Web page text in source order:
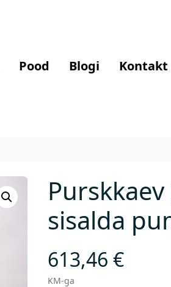
Pood Blogi Kontakt
sisalda
613,46€
KM-ga